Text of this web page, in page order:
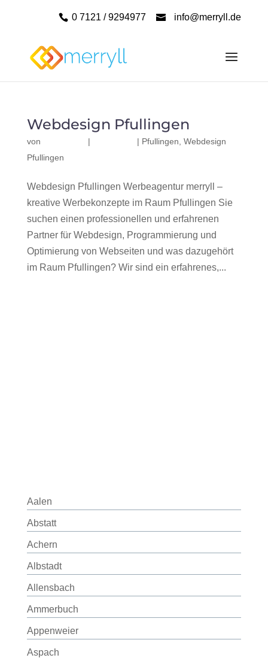
0 7121 / 9294977 info@merryll.de
Webdesign Pfullingen
von | | Pfullingen Webdesign
Pfullingen
Webdesign Pfullingen Werbeagentur merryll –
kreative Werbekonzepte im Raum Pfullingen Sie
suchen einen professionellen und erfahrenen
Partner für Webdesign, Programmierung und
Optimierung von Webseiten und was dazugehört
im Raum Pfullingen? Wir sind ein erfahrenes,...
Aalen
Abstatt
Achern
Albstadt
Allensbach
Ammerbuch
Appenweier
Aspach